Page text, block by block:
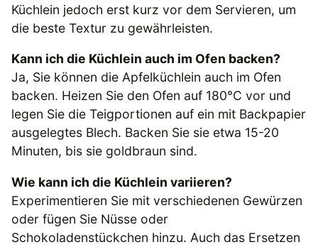
Küchlein jedoch erst kurz vor dem Servieren, um
die beste Textur zu gewährleisten.
Kann ich die Küchlein auch im Ofen backen?
Ja, Sie können die Apfelküchlein auch im Ofen
backen. Heizen Sie den Ofen auf 180°C vor und
legen Sie die Teigportionen auf ein mit Backpapier
ausgelegtes Blech. Backen Sie sie etwa 15-20
Minuten, bis sie goldbraun sind.
Wie kann ich die Küchlein variieren?
Experimentieren Sie mit verschiedenen Gewürzen
oder fügen Sie Nüsse oder
Schokoladenstückchen hinzu. Auch das Ersetzen